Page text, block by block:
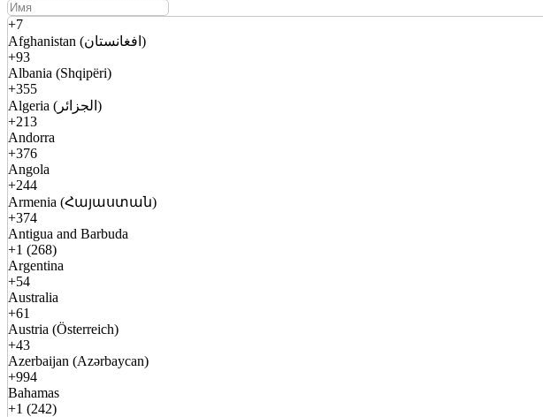
+7
Afghanistan (افغانستان)
+93
Albania (Shqipëri)
+355
Algeria (الجزائر)
+213
Andorra
+376
Angola
+244
Armenia (Հայաստան)
+374
Antigua and Barbuda
+1 (268)
Argentina
+54
Australia
+61
Austria (Österreich)
+43
Azerbaijan (Azərbaycan)
+994
Bahamas
+1 (242)